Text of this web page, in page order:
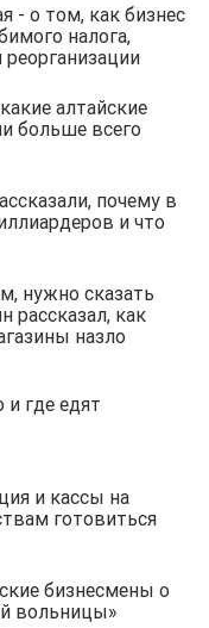
- о том, как бизнес
налога,
алтайские
больше всего
почему в
и что
нужно сказать
рассказал, как
назло
где едят
и кассы на
готовиться
бизнесмены о
вольницы»